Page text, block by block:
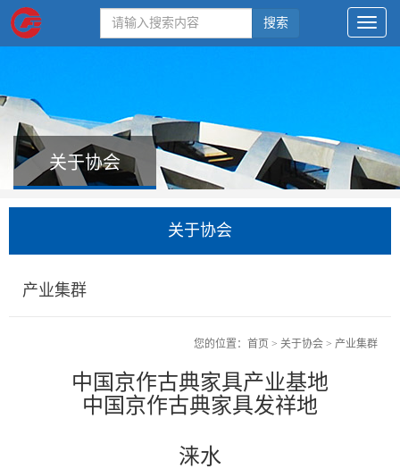
搜索
关于协会
关于协会
产业集群
您的位置： 首页 > 关于协会 > 产业集群
中国京作古典家具产业基地
中国京作古典家具发祥地
涞水